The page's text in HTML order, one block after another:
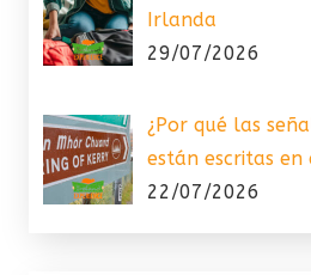
Irlanda
29/07/2026
¿Por qué las
están escritas en
22/07/2026